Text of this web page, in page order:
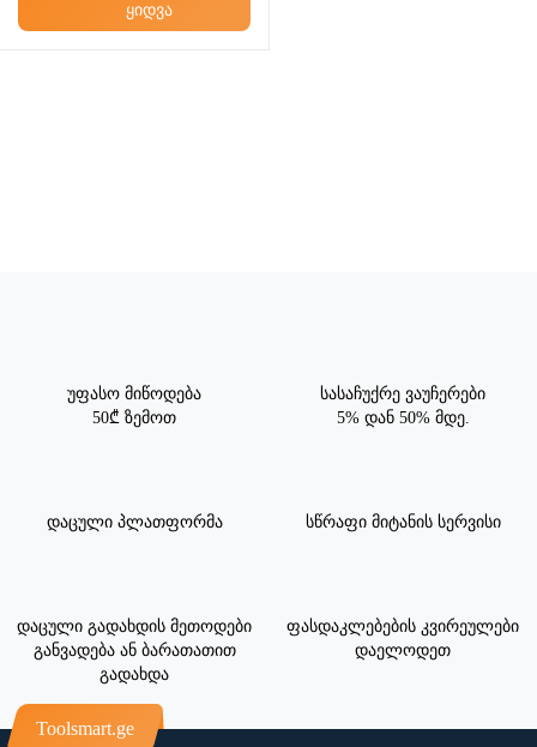
ყიდვა
უფასო მიწოდება
50₾ ზემოთ
სასაჩუქრე ვაუჩერები
5% დან 50% მდე.
დაცული პლათფორმა სწრაფი მიტანის სერვისი
დაცული გადახდის მეთოდები
განვადება ან ბარათათით
გადახდა
ფასდაკლებების კვირეულები
დაელოდეთ
Toolsmart.ge